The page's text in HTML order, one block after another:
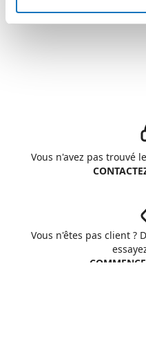
Vous n'avez pas trouvé
Vous n'êtes pas client ?